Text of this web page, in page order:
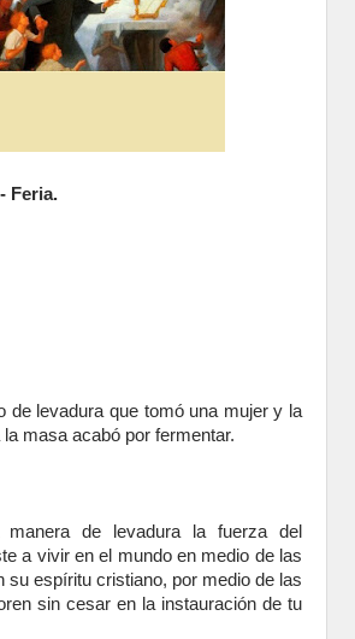
Feria.
de levadura que tomó una mujer y la
masa acabó por fermentar.
de levadura la fuerza del
a vivir en el mundo en medio de las
espíritu cristiano, por medio de las
sin cesar en la instauración de tu